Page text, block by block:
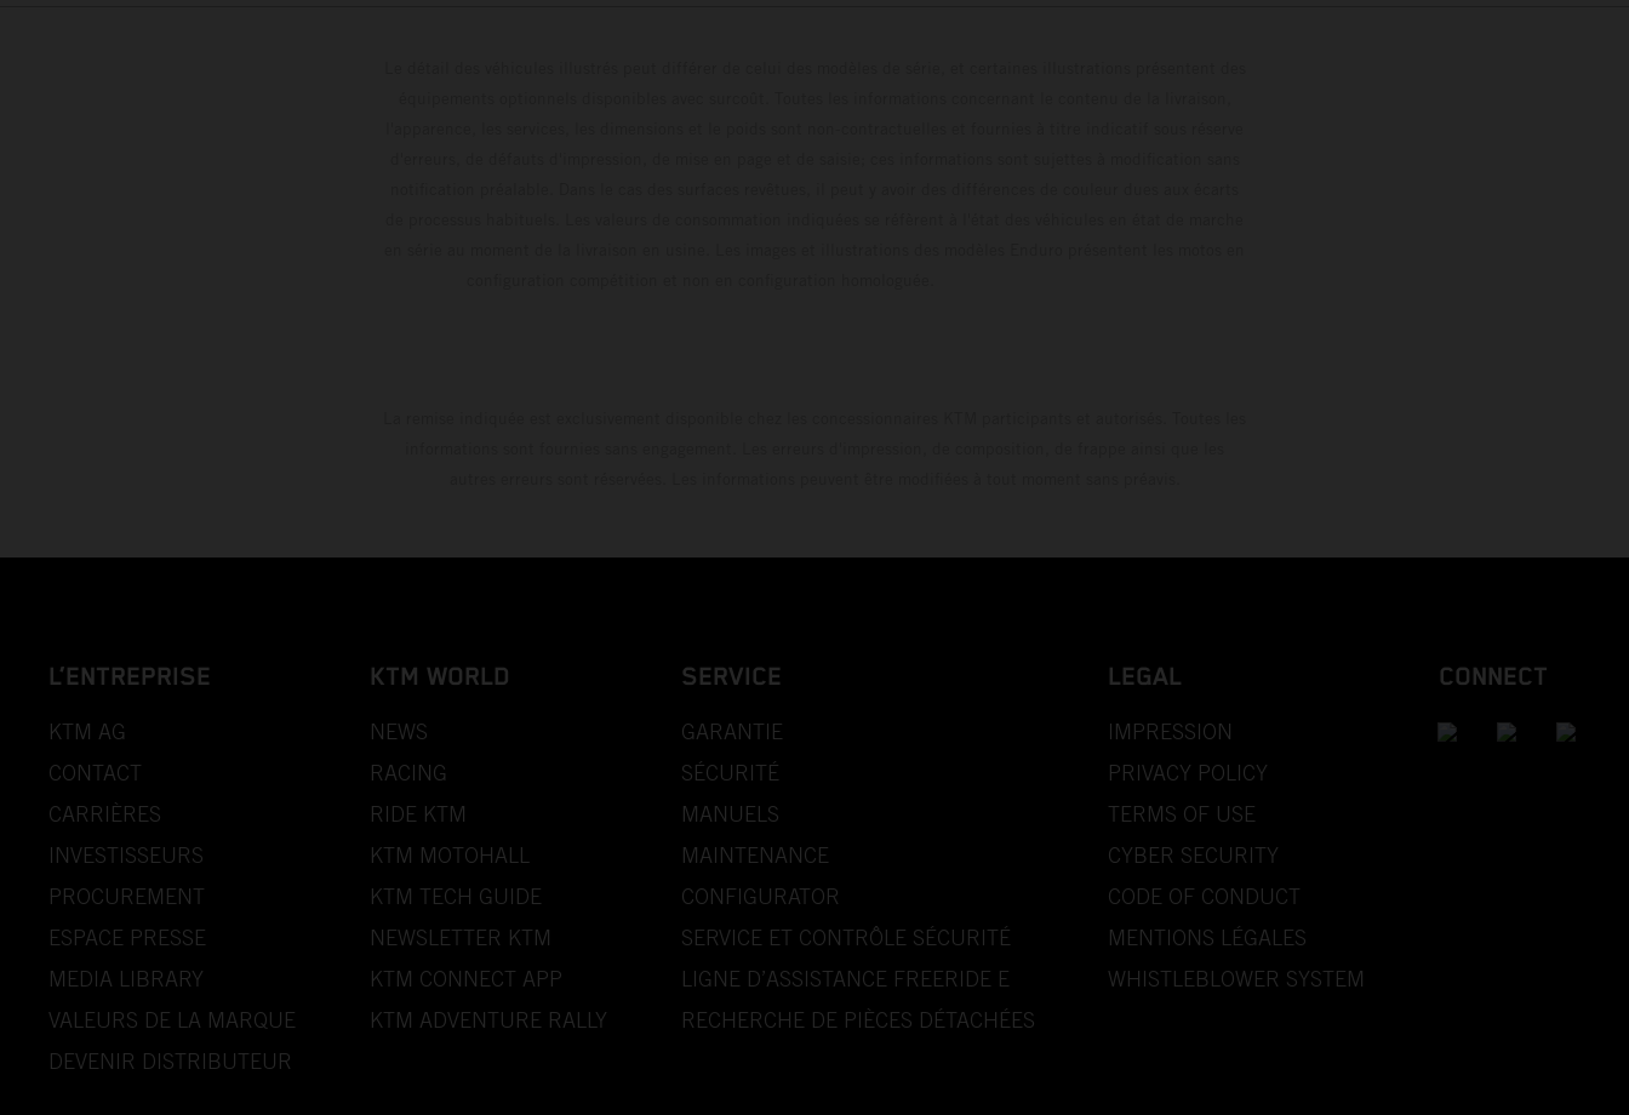
L’ENTREPRISE
KTM AG
CONTACT
CARRIÈRES
INVESTISSEURS
PROCUREMENT
ESPACE PRESSE
MEDIA LIBRARY
VALEURS DE LA MARQUE
DEVENIR DISTRIBUTEUR
KTM WORLD
NEWS
RACING
RIDE KTM
KTM MOTOHALL
KTM TECH GUIDE
NEWSLETTER KTM
KTM CONNECT APP
KTM ADVENTURE RALLY
SERVICE
GARANTIE
SÉCURITÉ
MANUELS
MAINTENANCE
CONFIGURATOR
SERVICE ET CONTRÔLE SÉCURITÉ
LIGNE D’ASSISTANCE FREERIDE E
RECHERCHE DE PIÈCES DÉTACHÉES
LEGAL
IMPRESSION
PRIVACY POLICY
TERMS OF USE
CYBER SECURITY
CODE OF CONDUCT
MENTIONS LÉGALES
WHISTLEBLOWER SYSTEM
CONNECT